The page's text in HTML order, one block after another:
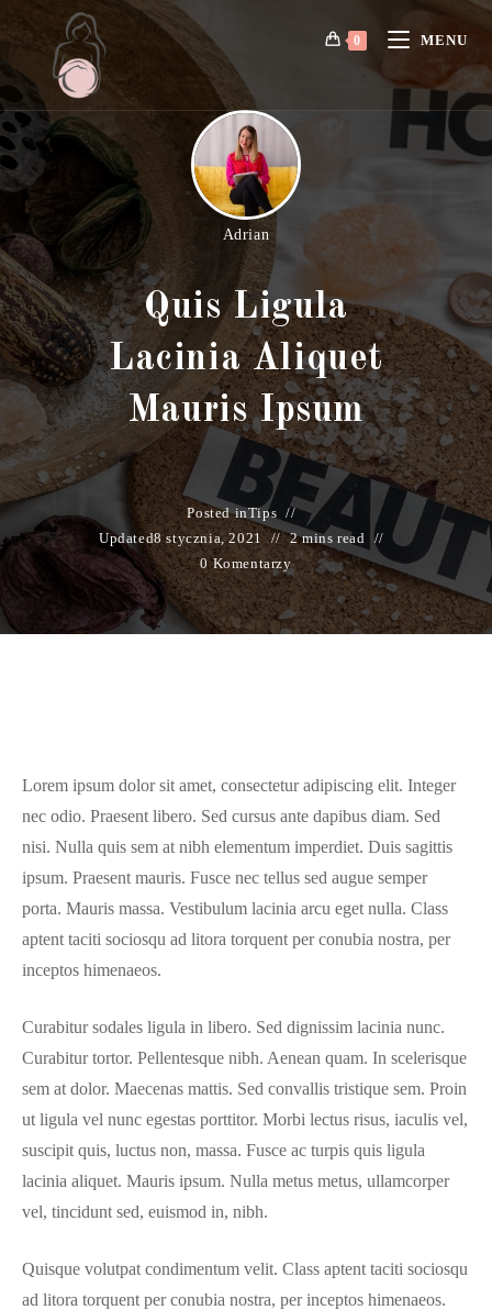
0 MENU
Adrian
Quis Ligula
Lacinia Aliquet
Mauris Ipsum
Posted inTips
Updated8 stycznia, 2021
2 mins read
0 Komentarzy
Lorem ipsum dolor sit amet, consectetur adipiscing elit. Integer
nec odio. Praesent libero. Sed cursus ante dapibus diam. Sed
nisi. Nulla quis sem at nibh elementum imperdiet. Duis sagittis
ipsum. Praesent mauris. Fusce nec tellus sed augue semper
porta. Mauris massa. Vestibulum lacinia arcu eget nulla. Class
aptent taciti sociosqu ad litora torquent per conubia nostra, per
inceptos himenaeos.
Curabitur sodales ligula in libero. Sed dignissim lacinia nunc.
Curabitur tortor. Pellentesque nibh. Aenean quam. In scelerisque
sem at dolor. Maecenas mattis. Sed convallis tristique sem. Proin
ut ligula vel nunc egestas porttitor. Morbi lectus risus, iaculis vel,
suscipit quis, luctus non, massa. Fusce ac turpis quis ligula
lacinia aliquet. Mauris ipsum. Nulla metus metus, ullamcorper
vel, tincidunt sed, euismod in, nibh.
Quisque volutpat condimentum velit. Class aptent taciti sociosqu
ad litora torquent per conubia nostra, per inceptos himenaeos.